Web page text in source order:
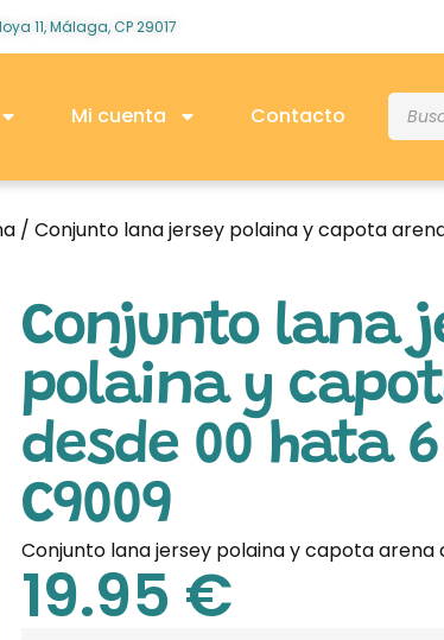
11, Málaga, CP 29017
Mi cuenta Contacto
/ Conjunto lana jersey polaina y capota
Conjunto lana
polaina y
desde 00 hata
C9009
Conjunto lana jersey polaina y capota arena
19.95 €